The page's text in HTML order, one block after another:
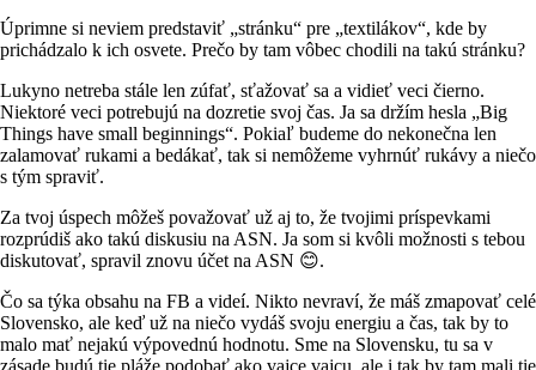
Úprimne si neviem predstaviť „stránku“ pre „textilákov“, kde by
prichádzalo k ich osvete. Prečo by tam vôbec chodili na takú stránku?
Lukyno netreba stále len zúfať, sťažovať sa a vidieť veci čierno.
Niektoré veci potrebujú na dozretie svoj čas. Ja sa držím hesla „Big
Things have small beginnings“. Pokiaľ budeme do nekonečna len
zalamovať rukami a bedákať, tak si nemôžeme vyhrnúť rukávy a niečo
s tým spraviť.
Za tvoj úspech môžeš považovať už aj to, že tvojimi príspevkami
rozprúdiš ako takú diskusiu na ASN. Ja som si kvôli možnosti s tebou
diskutovať, spravil znovu účet na ASN 😊.
Čo sa týka obsahu na FB a videí. Nikto nevraví, že máš zmapovať celé
Slovensko, ale keď už na niečo vydáš svoju energiu a čas, tak by to
malo mať nejakú výpovednú hodnotu. Sme na Slovensku, tu sa v